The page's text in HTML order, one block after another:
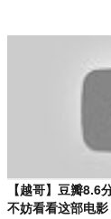
【越哥】豆瓣8.6
不妨看看这部电影